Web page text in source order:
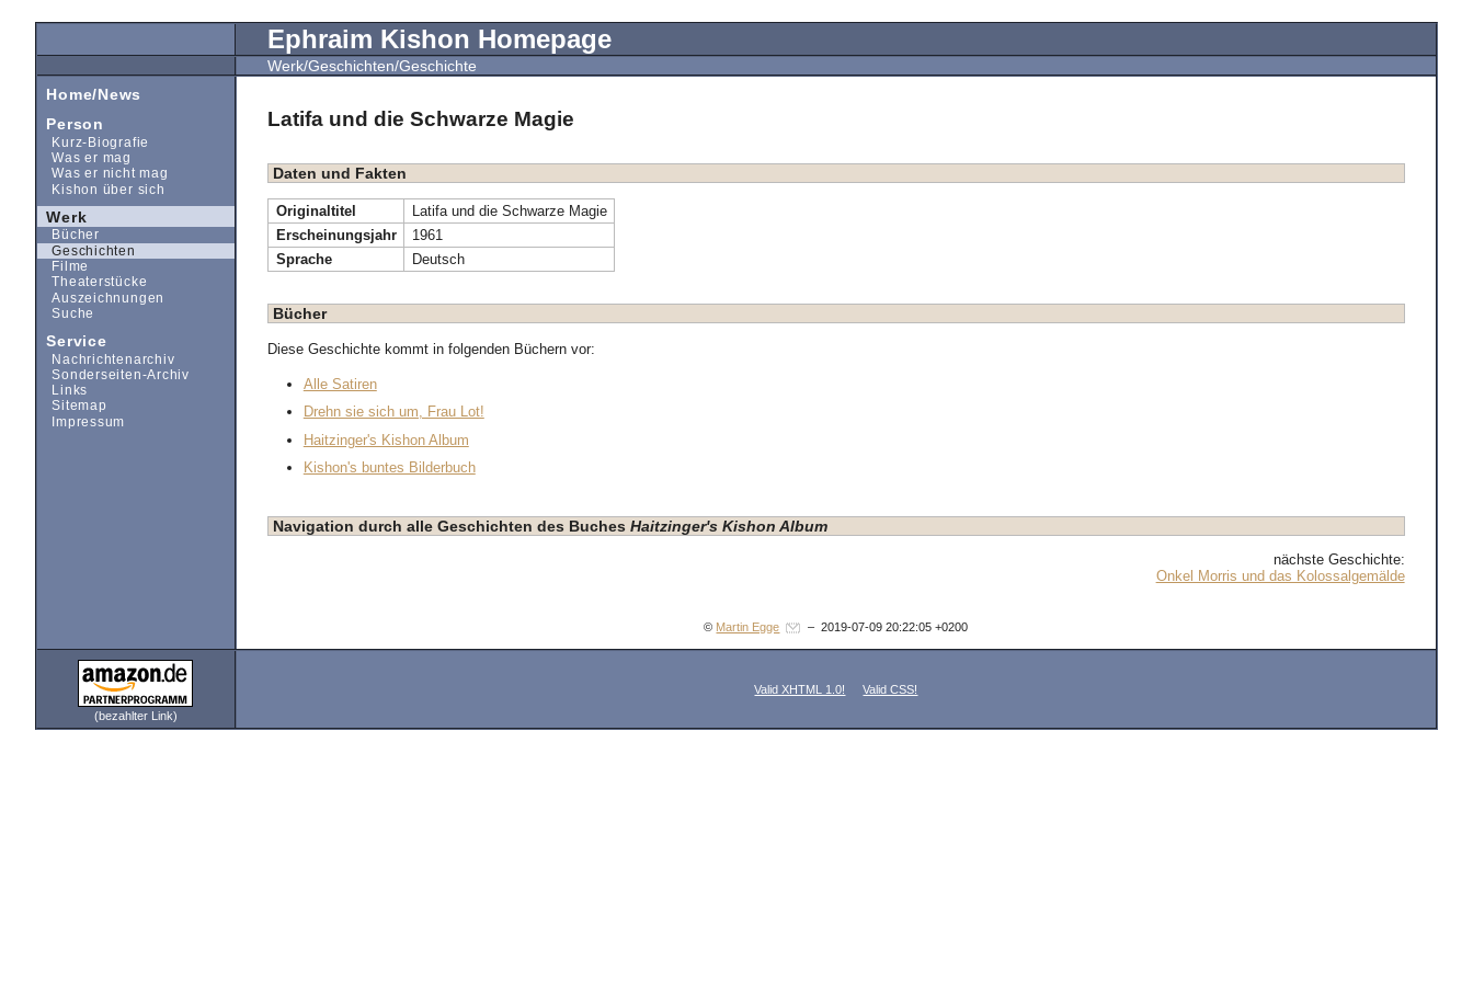
Ephraim Kishon Homepage
Werk/Geschichten/Geschichte
Latifa und die Schwarze Magie
Daten und Fakten
Originaltitel
Latifa und die Schwarze Magie
Erscheinungsjahr
1961
Sprache
Deutsch
Bücher
Diese Geschichte kommt in folgenden Büchern vor:
Alle Satiren
Drehn sie sich um, Frau Lot!
Haitzinger's Kishon Album
Kishon's buntes Bilderbuch
Navigation durch alle Geschichten des Buches Haitzinger's Kishon Album
nächste Geschichte:
Onkel Morris und das Kolossalgemälde
© Martin Egge – 2019-07-09 20:22:05 +0200
(bezahlter Link)
Valid XHTML 1.0! Valid CSS!
Home/News
Person
Kurz-Biografie
Was er mag
Was er nicht mag
Kishon über sich
Werk
Bücher
Geschichten
Filme
Theaterstücke
Auszeichnungen
Suche
Service
Nachrichtenarchiv
Sonderseiten-Archiv
Links
Sitemap
Impressum